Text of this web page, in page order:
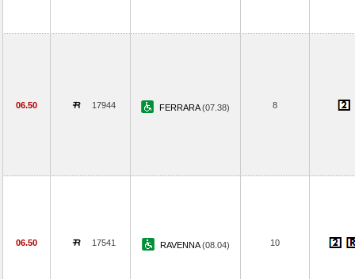
06.50 17944 FERRARA(07.38) 8
06.50 17541 RAVENNA(08.04) 10